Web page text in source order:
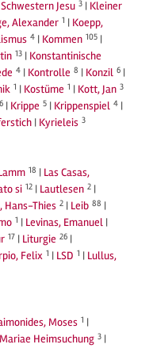
Jesu 3 | Kleiner
Alexander 1 | Koepp,
4 | Kommen 105 |
13 | Konstantinische
4 | Kontrolle 8 | Konzil 6 |
1 | Kostüme 1 | Kott, Jan 3
| Krippe 5 | Krippenspiel 4 |
| Kyrieleis 3
18 | Las Casas,
si 12 | Lautlesen 2 |
Hans-Thies 2 | Leib 88 |
1 | Levinas, Emanuel |
17 | Liturgie 26 |
Felix 1 | LSD 1 | Lullus,
Moses 1 |
Mariae Heimsuchung 3 |